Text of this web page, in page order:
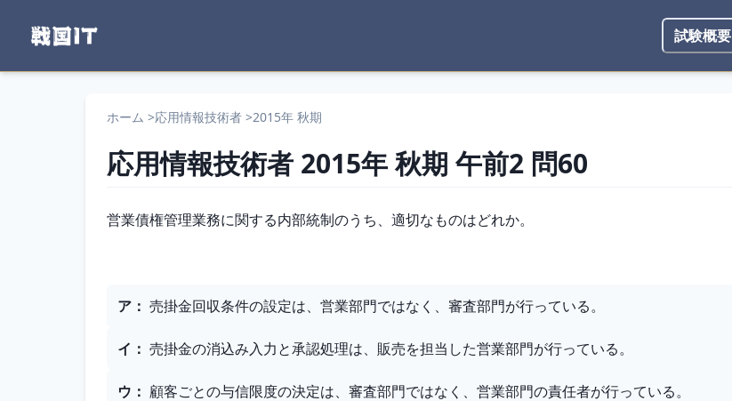
試験概要
ホーム >応用情報技術者 >2015年 秋期
応用情報技術者 2015年 秋期 午前2 問60
問題文
営業債権管理業務に関する内部統制のうち、適切なものはどれか。
選択肢
ア ： 売掛金回収条件の設定は、営業部門ではなく、審査部門が行っている。
イ ： 売掛金の消込み入力と承認処理は、販売を担当した営業部門が行っている。
ウ ： 顧客ごとの与信限度の決定は、審査部門ではなく、営業部門の責任者が行っている。